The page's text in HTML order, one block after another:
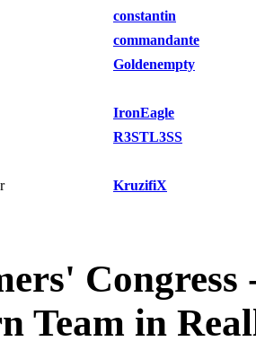
constantin
commandante
Goldenempty
IronEagle
R3STL3SS
KruzifiX
Team in